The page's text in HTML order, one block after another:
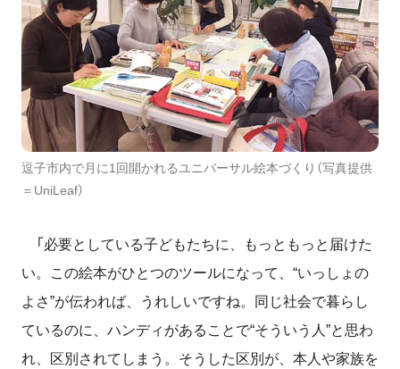
逗子市内で月に1回開かれるユニバーサル絵本づくり（写真提供
＝UniLeaf）
「必要としている子どもたちに、もっともっと届けた
い。この絵本がひとつのツールになって、“いっしょの
よさ”が伝われば、うれしいですね。同じ社会で暮らし
ているのに、ハンディがあることで“そういう人”と思わ
れ、区別されてしまう。そうした区別が、本人や家族を